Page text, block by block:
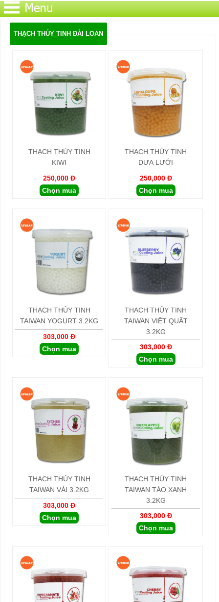
THẠCH THỦY TINH ĐÀI LOAN
THẠCH THỦY TINH
KIWI
250,000 Đ
Chọn mua
THẠCH THỦY TINH
DƯA LƯỚI
250,000 Đ
Chọn mua
THẠCH THỦY TINH
TAIWAN YOGURT 3.2KG
303,000 Đ
Chọn mua
THẠCH THỦY TINH
TAIWAN VIỆT QUẤT
3.2KG
303,000 Đ
Chọn mua
THẠCH THỦY TINH
TAIWAN VẢI 3.2KG
303,000 Đ
Chọn mua
THẠCH THỦY TINH
TAIWAN TÁO XANH
3.2KG
303,000 Đ
Chọn mua